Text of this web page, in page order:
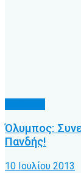
Όλυμπος:
Πανδής!
10 Ιουλίου 2013